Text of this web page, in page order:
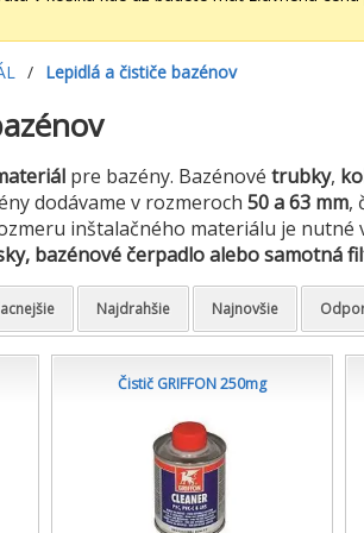
/ Lepidlá a čističe bazénov
pre bazény. Bazénové trubky,
dodávame v rozmeroch 50 a 63 mm,
inštalačného materiálu je nutné
bazénové čerpadlo alebo samotná
Najdrahšie Najnovšie
Čistič GRIFFON 250mg